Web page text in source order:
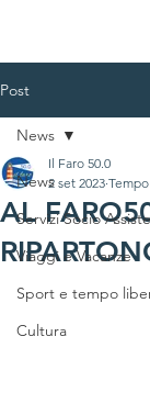
Post
News
Servizi Socio
Viaggi e Vacanze
Sport e tempo
Cultura
News
AL
Il Faro 50.0
2 set 2023